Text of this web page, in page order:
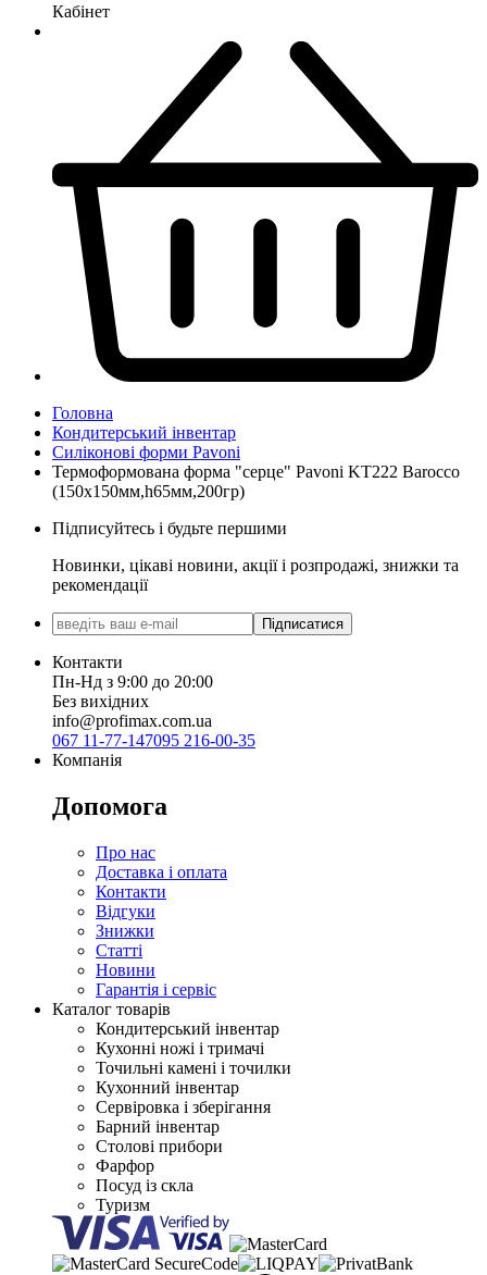
Кабінет
Головна
Кондитерський інвентар
Силіконові форми Pavoni
Термоформована форма "серце" Pavoni KT222 Barocco
(150х150мм,h65мм,200гр)
Підписуйтесь і будьте першими
Новинки, цікаві новини, акції і розпродажі, знижки та
рекомендації
Підписатися
Контакти
Пн-Нд з 9:00 до 20:00
Без вихідних
info@profimax.com.ua
067 11-77-147095 216-00-35
Компанія
Допомога
Про нас
Доставка і оплата
Контакти
Відгуки
Знижки
Статті
Новини
Гарантія і сервіс
Каталог товарів
Кондитерський інвентар
Кухонні ножі і тримачі
Точильні камені і точилки
Кухонний інвентар
Сервіровка і зберігання
Барний інвентар
Столові прибори
Фарфор
Посуд із скла
Туризм